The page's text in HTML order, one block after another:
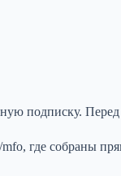
подписку. Перед
где собраны